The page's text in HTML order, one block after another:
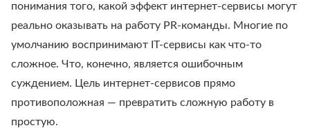
понимания того, какой эффект интернет-сервисы могут
реально оказывать на работу PR-команды. Многие по
умолчанию воспринимают IT-сервисы как что-то
сложное. Что, конечно, является ошибочным
суждением. Цель интернет-сервисов прямо
противоположная — превратить сложную работу в
простую.